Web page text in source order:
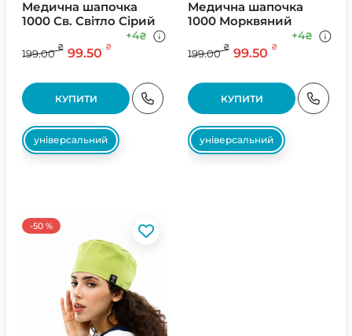
Медична шапочка
1000 Св. Свiтло Сiрий
199.00
₴ 99.50 ₴
+4₴
КУПИТИ
універсальний
Медична шапочка
1000 Морквяний
199.00
₴ 99.50 ₴
+4₴
КУПИТИ
універсальний
-50 %